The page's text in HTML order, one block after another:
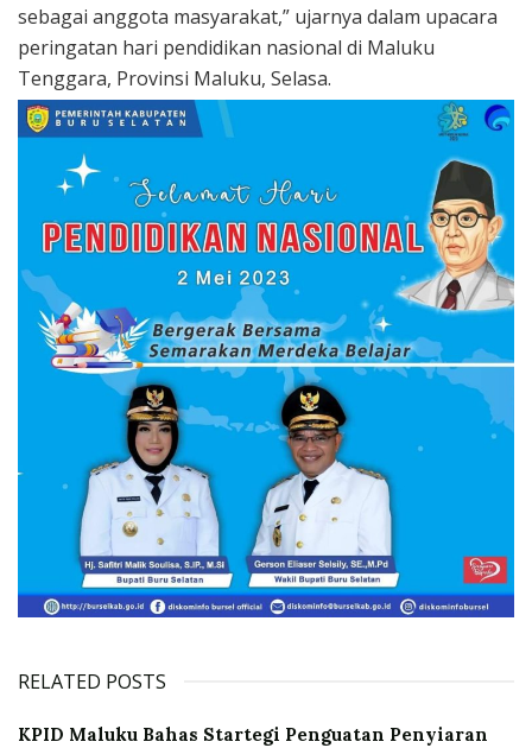
sebagai anggota masyarakat,” ujarnya dalam upacara
peringatan hari pendidikan nasional di Maluku
Tenggara, Provinsi Maluku, Selasa.
RELATED POSTS
KPID Maluku Bahas Startegi Penguatan Penyiaran